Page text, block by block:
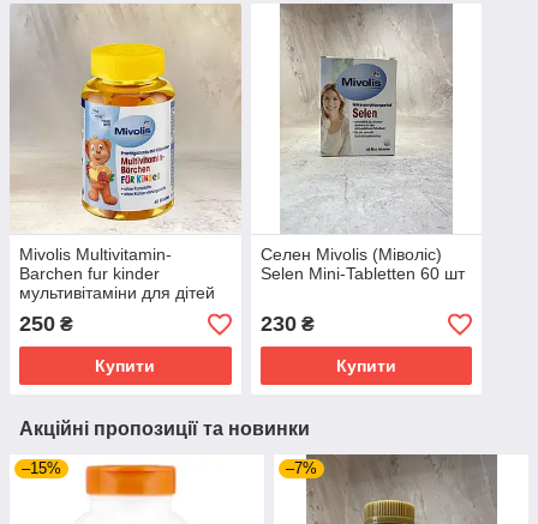
Mivolis Multivitamin-
Barchen fur kinder
мультивітаміни для дітей
желатинові ведмедики 60
шт
250 ₴
Купити
Селен Mivolis (Міволіс)
Selen Mini-Tabletten 60 шт
230₴
Купити
Акційні пропозиції та новинки
–15% –7%